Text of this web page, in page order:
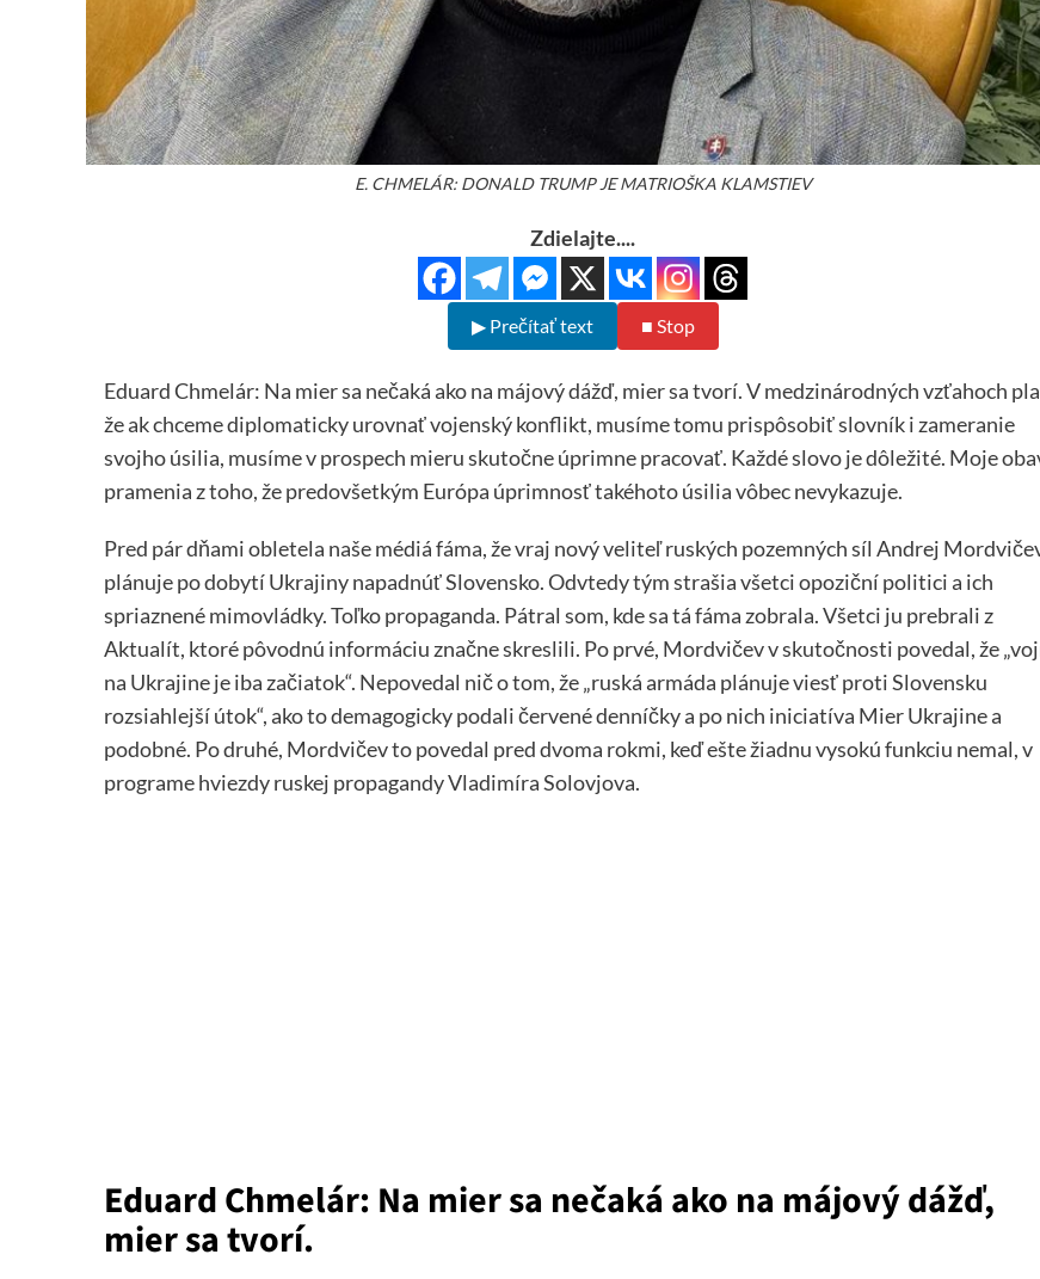
E. CHMELÁR: DONALD TRUMP JE MATRIOŠKA KLAMSTIEV
Zdielajte....
▶ Prečítať text ■ Stop
Eduard Chmelár: Na mier sa nečaká ako na májový dážď, mier sa tvorí. V medzinárodných vzťahoch
že ak chceme diplomaticky urovnať vojenský konflikt, musíme tomu prispôsobiť slovník i zameranie
svojho úsilia, musíme v prospech mieru skutočne úprimne pracovať. Každé slovo je dôležité. Moje
pramenia z toho, že predovšetkým Európa úprimnosť takéhoto úsilia vôbec nevykazuje.
Pred pár dňami obletela naše médiá fáma, že vraj nový veliteľ ruských pozemných síl Andrej
plánuje po dobytí Ukrajiny napadnúť Slovensko. Odvtedy tým strašia všetci opoziční politici a ich
spriaznené mimovládky. Toľko propaganda. Pátral som, kde sa tá fáma zobrala. Všetci ju prebrali z
Aktualít, ktoré pôvodnú informáciu značne skreslili. Po prvé, Mordvičev v skutočnosti povedal, že
na Ukrajine je iba začiatok“. Nepovedal nič o tom, že „ruská armáda plánuje viesť proti Slovensku
rozsiahlejší útok“, ako to demagogicky podali červené denníčky a po nich iniciatíva Mier Ukrajine a
podobné. Po druhé, Mordvičev to povedal pred dvoma rokmi, keď ešte žiadnu vysokú funkciu nemal, v
programe hviezdy ruskej propagandy Vladimíra Solovjova.
Eduard Chmelár: Na mier sa nečaká ako na májový dážď,
mier sa tvorí.